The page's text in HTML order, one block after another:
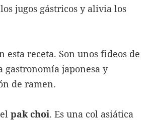
jugos gástricos y alivia los
receta. Son unos fideos de
japonesa y
de ramen.
elpak choi. Es una col asiática